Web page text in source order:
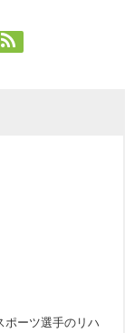
ポーツ選手のリハ